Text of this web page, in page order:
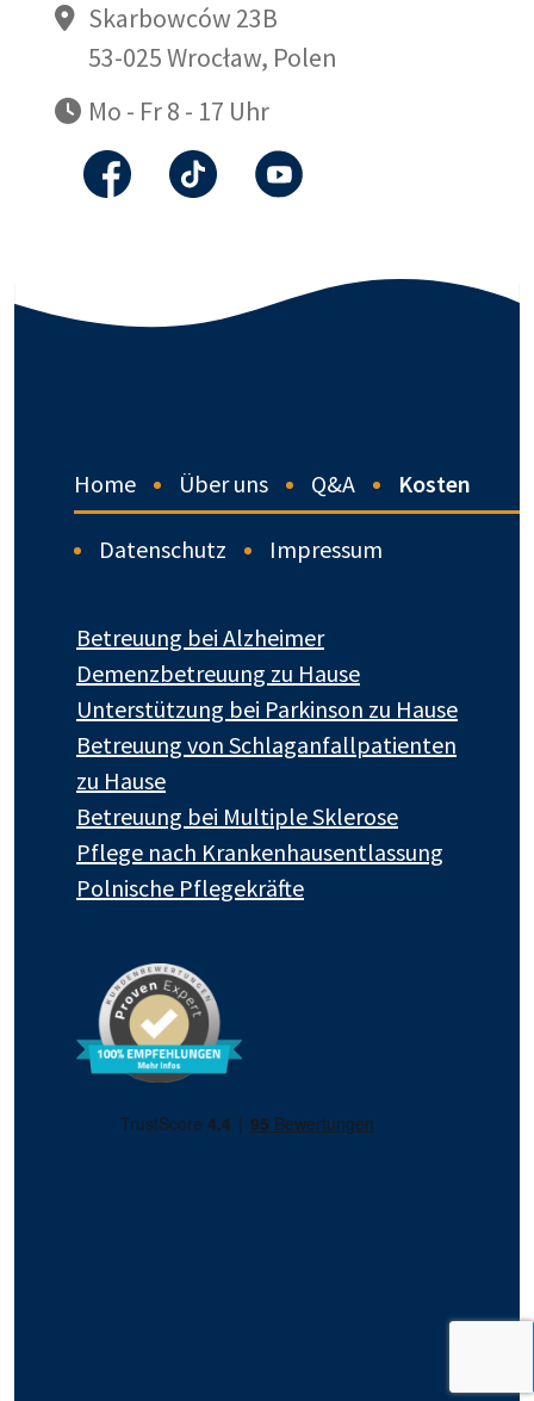
Skarbowców 23B
53-025 Wrocław, Polen
Mo - Fr 8 - 17 Uhr
Home Über uns Q&A Kosten
Datenschutz Impressum
Betreuung bei Alzheimer
Demenzbetreuung zu Hause
Unterstützung bei Parkinson zu Hause
Betreuung von Schlaganfallpatienten
zu Hause
Betreuung bei Multiple Sklerose
Pflege nach Krankenhausentlassung
Polnische Pflegekräfte